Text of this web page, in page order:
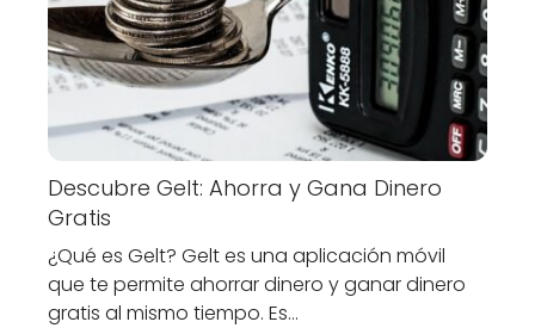
Descubre Gelt: Ahorra y Gana Dinero
Gratis
¿Qué es Gelt? Gelt es una aplicación móvil
que te permite ahorrar dinero y ganar dinero
gratis al mismo tiempo. Es…